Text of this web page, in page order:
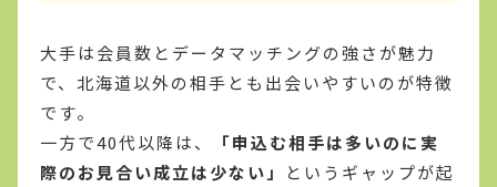
大手は会員数とデータマッチングの強さが魅力
で、北海道以外の相手とも出会いやすいのが特徴
です。
一方で40代以降は、
「申込む相手は多いのに実
際のお見合い成立は少ない」
というギャップが起